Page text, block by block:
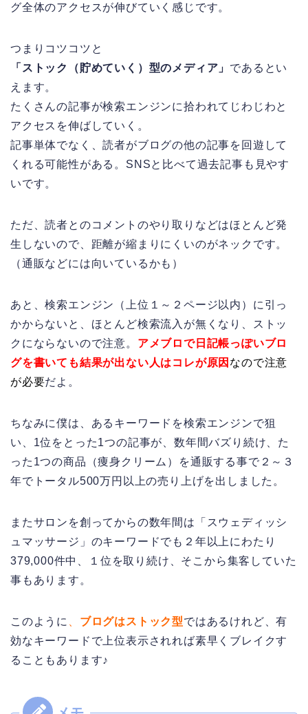
グ全体のアクセスが伸びていく感じです。
つまりコツコツと
「ストック（貯めていく）型のメディア」 であるとい
えます。
たくさんの記事が検索エンジンに拾われてじわじわと
アクセスを伸ばしていく。
記事単体でなく、読者がブログの他の記事を回遊して
くれる可能性がある。SNSと比べて過去記事も見やす
いです。
ただ、読者とのコメントのやり取りなどはほとんど発
生しないので、距離が縮まりにくいのがネックです。
（通販などには向いているかも）
あと、検索エンジン（上位１～２ページ以内）に引っ
かからないと、ほとんど検索流入が無くなり、ストッ
クにならないので注意。 アメブロで日記帳っぽいブロ
グを書いても結果が出ない人はコレが原因 なので注意
が必要だよ。
ちなみに僕は、あるキーワードを検索エンジンで狙
い、1位をとった1つの記事が、数年間バズり続け、た
った1つの商品（痩身クリーム）を通販する事で２～３
年でトータル500万円以上の売り上げを出しました。
またサロンを創ってからの数年間は「スウェディッシ
ュマッサージ」のキーワードでも２年以上にわたり
379,000件中、１位を取り続け、そこから集客していた
事もあります。
このように ブログはストック型ではあるけれど、有
効なキーワードで上位表示されれば素早くブレイクす
ることもあります♪